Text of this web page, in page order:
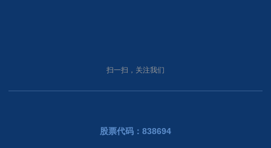
扫一扫，关注我们
股票代码：838694